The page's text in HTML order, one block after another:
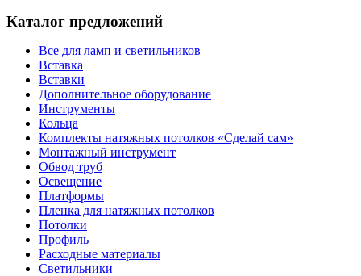
Каталог предложений
Все для ламп и светильников
Вставка
Вставки
Дополнительное оборудование
Инструменты
Кольца
Комплекты натяжных потолков «Сделай сам»
Монтажный инструмент
Обвод труб
Освещение
Платформы
Пленка для натяжных потолков
Потолки
Профиль
Расходные материалы
Светильники